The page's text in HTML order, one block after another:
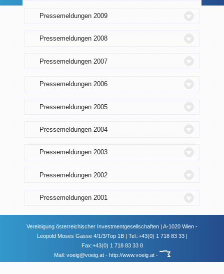
Pressemeldungen 2009
Pressemeldungen 2008
Pressemeldungen 2007
Pressemeldungen 2006
Pressemeldungen 2005
Pressemeldungen 2004
Pressemeldungen 2003
Pressemeldungen 2002
Pressemeldungen 2001
Vereinigung österreichischer Investmentgesellschaften | A-1020 Wien -
Leopold Moses Gasse 4/1/3/Top 1B | Tel.:+43(0) 1 718 83 33 |
Fax:+43(0) 1 718 83 33 8
Mail: voeig@voeig.at- http://www.voeig.at-